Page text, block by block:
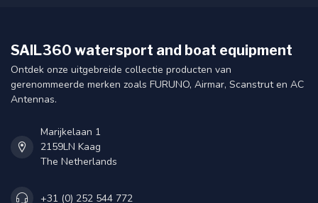
SAIL360 watersport and boat equipment
Ontdek onze uitgebreide collectie producten van
gerenommeerde merken zoals FURUNO, Airmar, Scanstrut en AC
Antennas.
Marijkelaan 1
2159LN Kaag
The Netherlands
+31 (0) 252 544 772